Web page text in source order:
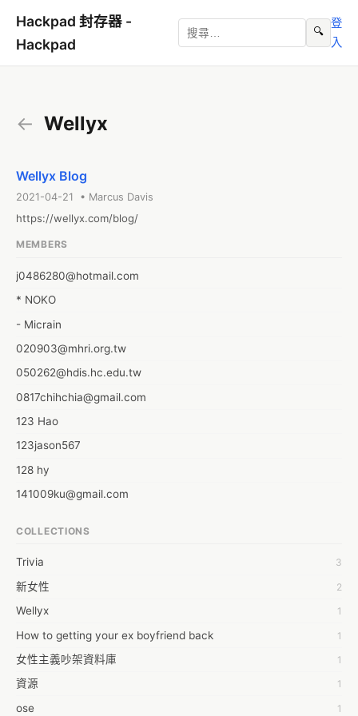
Hackpad 封存器 -
Hackpad
🔍
登
入
← Wellyx
Wellyx Blog
2021-04-21 • Marcus Davis
https://wellyx.com/blog/
MEMBERS
j0486280@hotmail.com
* NOKO
- Micrain
020903@mhri.org.tw
050262@hdis.hc.edu.tw
0817chihchia@gmail.com
123 Hao
123jason567
128 hy
141009ku@gmail.com
1dropwater
1dropwater ocean
20905���������
3
4104062010@gmail.com
410936012@gms.ndhu.edu.tw
6 pence
COLLECTIONS
Trivia 3
新女性 2
Wellyx 1
How to getting your ex boyfriend back 1
女性主義吵架資料庫 1
資源 1
ose 1